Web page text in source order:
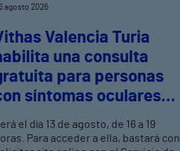
agosto 2026
Valencia Turia
una consulta
para personas
síntomas oculares
el eclipse solar
el día 13 de agosto, de 16 a 19
Para acceder a ella, bastará con